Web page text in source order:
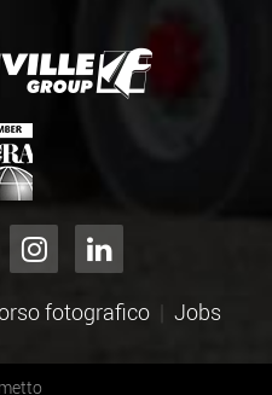
fotografico Jobs